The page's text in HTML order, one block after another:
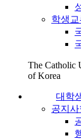
학생교
The Catholic
of Korea
대학
공지